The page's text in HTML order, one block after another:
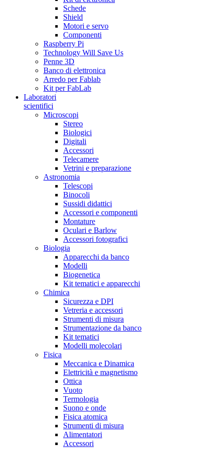
Schede
Shield
Motori e servo
Componenti
Raspberry Pi
Technology Will Save Us
Penne 3D
Banco di elettronica
Arredo per Fablab
Kit per FabLab
Laboratori
scientifici
Microscopi
Stereo
Biologici
Digitali
Accessori
Telecamere
Vetrini e preparazione
Astronomia
Telescopi
Binocoli
Sussidi didattici
Accessori e componenti
Montature
Oculari e Barlow
Accessori fotografici
Biologia
Apparecchi da banco
Modelli
Biogenetica
Kit tematici e apparecchi
Chimica
Sicurezza e DPI
Vetreria e accessori
Strumenti di misura
Strumentazione da banco
Kit tematici
Modelli molecolari
Fisica
Meccanica e Dinamica
Elettricità e magnetismo
Ottica
Vuoto
Termologia
Suono e onde
Fisica atomica
Strumenti di misura
Alimentatori
Accessori